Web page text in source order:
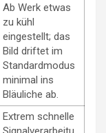
Ab Werk etwas
zu kühl
eingestellt; das
Bild driftet im
Standardmodus
minimal ins
Bläuliche ab.
Extrem schnelle